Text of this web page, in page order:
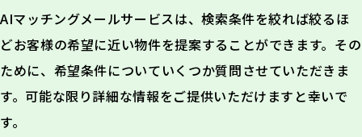
AIマッチングメールサービスは、検索条件を絞れば絞るほ
どお客様の希望に近い物件を提案することができます。その
ために、希望条件についていくつか質問させていただきま
す。可能な限り詳細な情報をご提供いただけますと幸いで
す。